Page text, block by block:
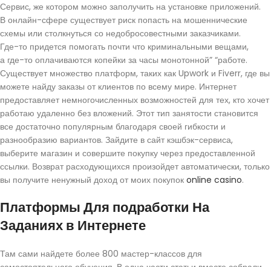
Сервис, же котором можно заполучить на установке приложений.
В онлайн-сфере существует риск попасть на мошеннические
схемы или столкнуться со недобросовестными заказчиками.
Где-то придется помогать почти что криминальными вещами,
а где-то оплачиваются копейки за часы монотонной” “работе.
Существует множество платформ, таких как Upwork и Fiverr, где вы
можете найду заказы от клиентов по всему мире. Интернет
предоставляет немногочисленных возможностей для тех, кто хочет
работаю удаленно без вложений. Этот тип занятости становится
все достаточно популярным благодаря своей гибкости и
разнообразию вариантов. Зайдите в сайт кэшбэк-сервиса,
выберите магазин и совершите покупку через предоставленной
ссылки. Возврат расходующихся произойдет автоматически, только
вы получите ненужный доход от моих покупок online casino.
Платформы Для подработки На
Заданиях в Интернете
Там сами найдете более 800 мастер-классов для